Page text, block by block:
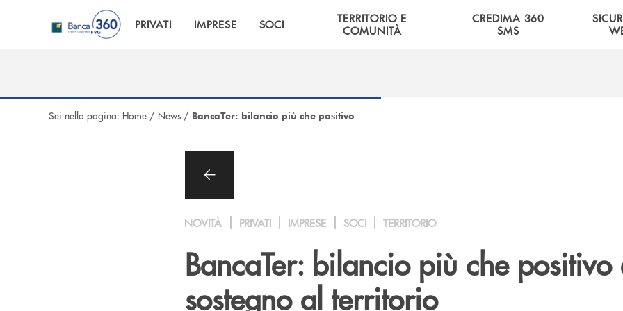
Salta al contenuto principale
PRIVATI IMPRESE SOCI
TERRITORIO E
COMUNITÀ
CREDIMA 360
SMS
Sei nella pagina: Home / News / BancaTer: bilancio più che positivo
NOVITÀ PRIVATI IMPRESE SOCI TERRITORIO
BancaTer: bilancio più che positivo
sostegno al territorio